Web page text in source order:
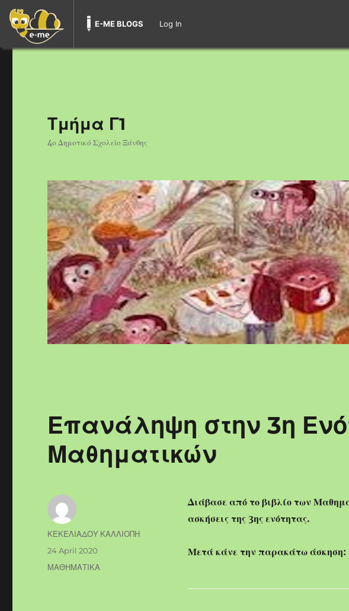
E-ME BLOGS Log In
Τμήμα Γ1
4ο Δημοτικό Σχολείο Ξάνθης
Επανάληψη στην 3η
Μαθηματικών
Διάβασε από το βιβλίο των
ασκήσεις της 3ης ενότητας.
Μετά κάνε την παρακάτω άσκηση:
Author
ΚΕΚΕΛΙΑΔΟΥ ΚΑΛΛΙΟΠΗ
Posted
on
24 April 2020
Categories
ΜΑΘΗΜΑΤΙΚΑ